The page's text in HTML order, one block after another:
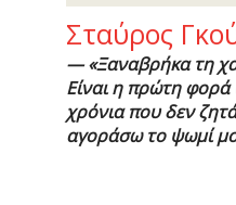
Σταύρος
— «Ξαναβρήκα τη
Είναι η πρώτη
χρόνια που δεν
αγοράσω το ψωμί